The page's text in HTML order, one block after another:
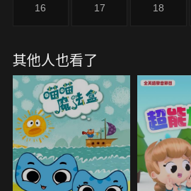
16 17 18
其他人也看了